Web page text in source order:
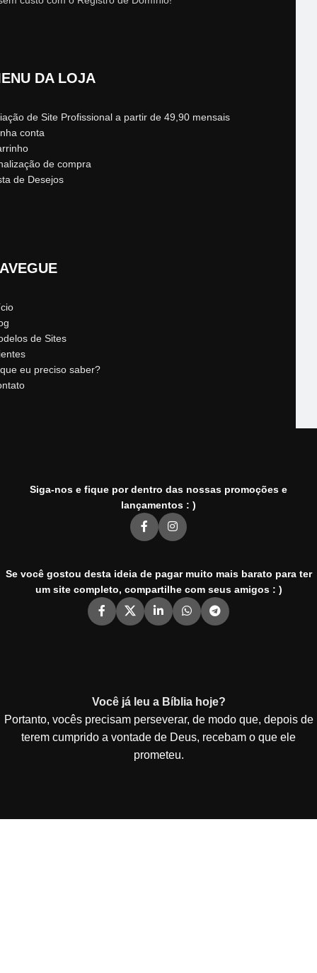
DA LOJA
de Site Profissional a partir de 49,90 mensais
conta
de compra
de Desejos
de Sites
eu preciso saber?
Siga-nos e fique por dentro das nossas promoções e
lançamentos : )
Se você gostou desta ideia de pagar muito mais barato para ter
um site completo, compartilhe com seus amigos : )
Você já leu a Bíblia hoje?
Portanto, vocês precisam perseverar, de modo que, depois de
terem cumprido a vontade de Deus, recebam o que ele
prometeu.